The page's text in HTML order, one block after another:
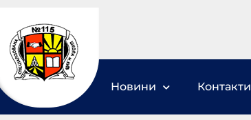
Новини Контакти